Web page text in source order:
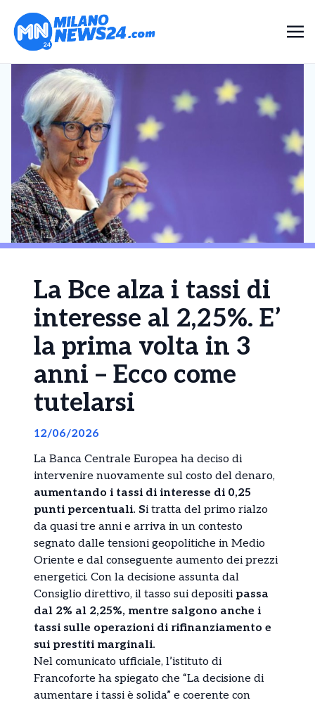
La Bce alza i tassi di
interesse al 2,25%. E’
la prima volta in 3
anni – Ecco come
tutelarsi
12/06/2026
La Banca Centrale Europea ha deciso di
intervenire nuovamente sul costo del denaro,
aumentando i tassi di interesse di 0,25
punti percentuali. Si tratta del primo rialzo
da quasi tre anni e arriva in un contesto
segnato dalle tensioni geopolitiche in Medio
Oriente e dal conseguente aumento dei prezzi
energetici. Con la decisione assunta dal
Consiglio direttivo, il tasso sui depositi passa
dal 2% al 2,25%, mentre salgono anche i
tassi sulle operazioni di rifinanziamento e
sui prestiti marginali.
Nel comunicato ufficiale, l’istituto di
Francoforte ha spiegato che “La decisione di
aumentare i tassi è solida” e coerente con